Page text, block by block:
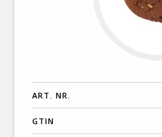
ART. NR.
GTIN